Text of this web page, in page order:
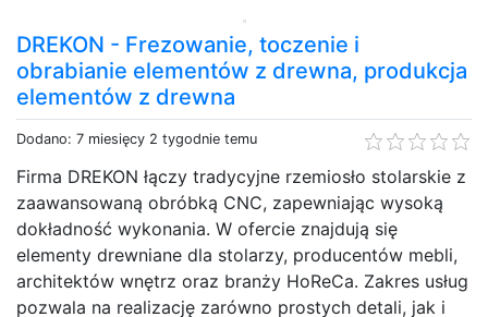
DREKON - Frezowanie, toczenie i
obrabianie elementów z drewna, produkcja
elementów z drewna
Dodano: 7 miesięcy 2 tygodnie temu
Firma DREKON łączy tradycyjne rzemiosło stolarskie z
zaawansowaną obróbką CNC, zapewniając wysoką
dokładność wykonania. W ofercie znajdują się
elementy drewniane dla stolarzy, producentów mebli,
architektów wnętrz oraz branży HoReCa. Zakres usług
pozwala na realizację zarówno prostych detali, jak i